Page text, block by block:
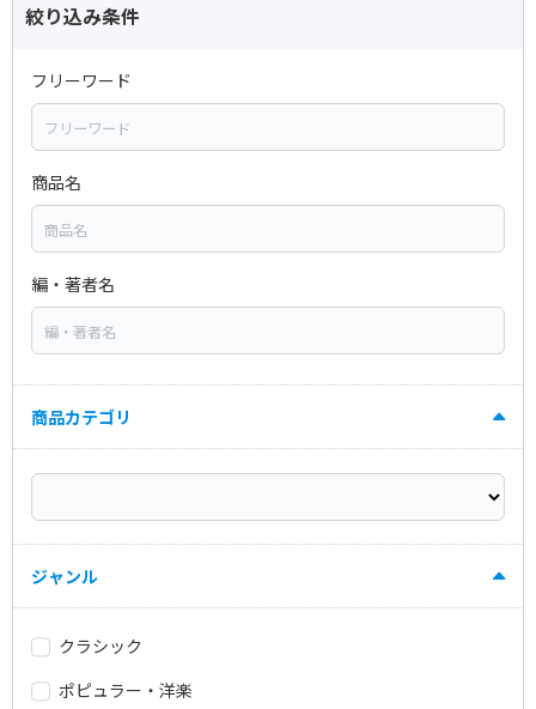
絞り込み条件
フリーワード
商品名
編・著者名
商品カテゴリ
ジャンル
クラシック
ポピュラー・洋楽